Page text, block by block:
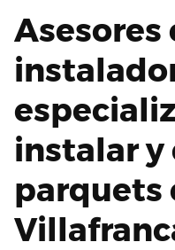
Asesores
instalar y
parquets